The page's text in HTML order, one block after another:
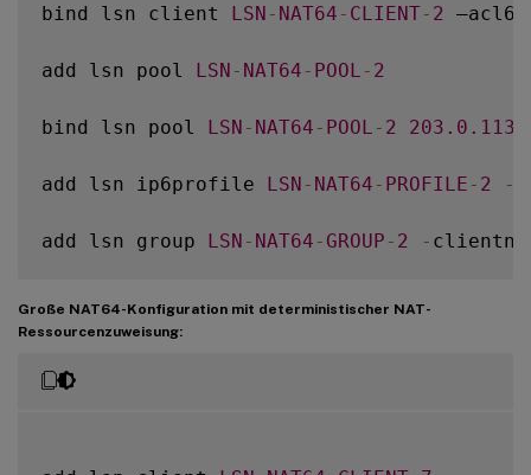
bind lsn client LSN - NAT64 - CLIENT- 2
add lsn pool LSN - NAT64 - POOL - 2
bind lsn pool LSN - NAT64 - POOL - 2 203.0 .113
add lsn ip6profile LSN - NAT64 - PROFILE - 2 -
add lsn group LSN - NAT64 - GROUP - 2 -
Große NAT64-Konfiguration mit deterministischer NAT-
Ressourcenzuweisung: